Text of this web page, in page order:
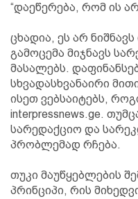
“დაეწერება, რომ ის
ცხადია, ეს არ
გამოცემა მიჯნავს
მასალებს.
სხვადასხვანაირი
ისეთ ვებსაიტებს,
interpressnews.ge.
სარედაქციო და
პრობლემად რჩება.
თუკი მაუწყებლების
პრინციპი, რის